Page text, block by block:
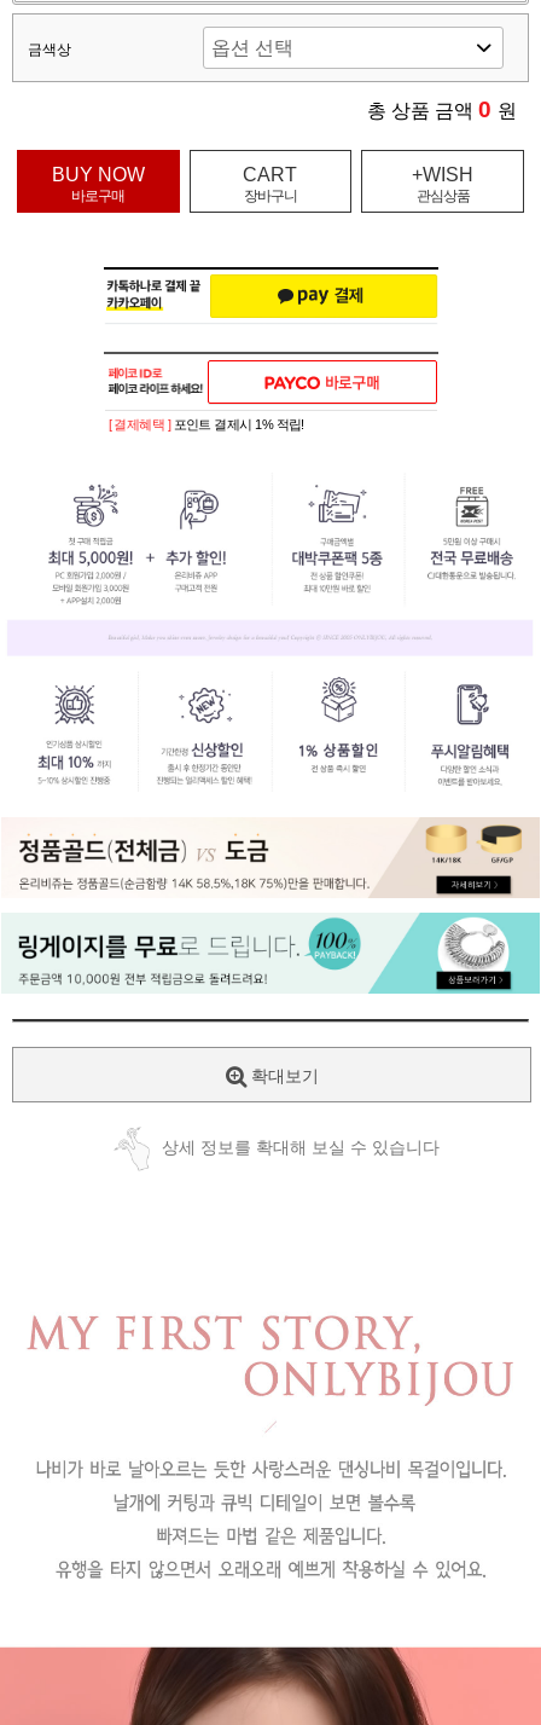
금색상
총 상품 금액 0 원
BUY NOW
바로구매
CART
장바구니
+WISH
관심상품
페이코 ID로
PAYCO 바로
[ 결제혜택 ] 포인트 결제시 1% 적립!
확대보기
상세 정보를 확대해 보실 수 있습니다